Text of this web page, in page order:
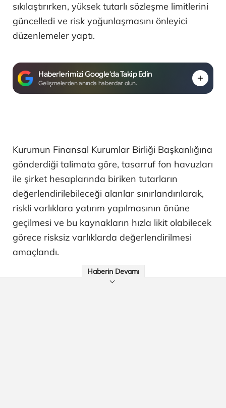
sıkılaştırırken, yüksek tutarlı sözleşme limitlerini
güncelledi ve risk yoğunlaşmasını önleyici
düzenlemeler yaptı.
Haberlerimizi Google'da Takip Edin
Gelişmelerden anında haberdar olun.
Kurumun Finansal Kurumlar Birliği Başkanlığına
gönderdiği talimata göre, tasarruf fon havuzları
ile şirket hesaplarında biriken tutarların
değerlendirilebileceği alanlar sınırlandırılarak,
riskli varlıklara yatırım yapılmasının önüne
geçilmesi ve bu kaynakların hızla likit olabilecek
görece risksiz varlıklarda değerlendirilmesi
amaçlandı.
Haberin Devamı